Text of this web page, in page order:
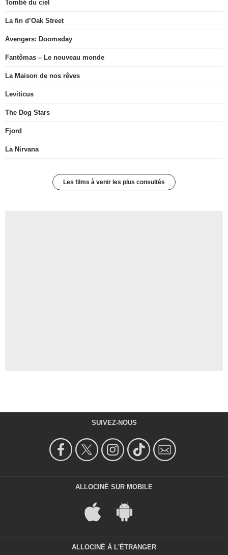
Tombé du ciel
La fin d’Oak Street
Avengers: Doomsday
Fantômas – Le nouveau monde
La Maison de nos rêves
Leviticus
The Dog Stars
Fjord
La Nirvana
Les films à venir les plus consultés
SUIVEZ-NOUS
ALLOCINÉ SUR MOBILE
ALLOCINÉ À L'ÉTRANGER